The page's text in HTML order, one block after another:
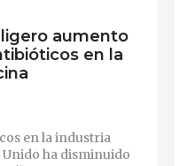
aumento
en la
en la industria
ha disminuido